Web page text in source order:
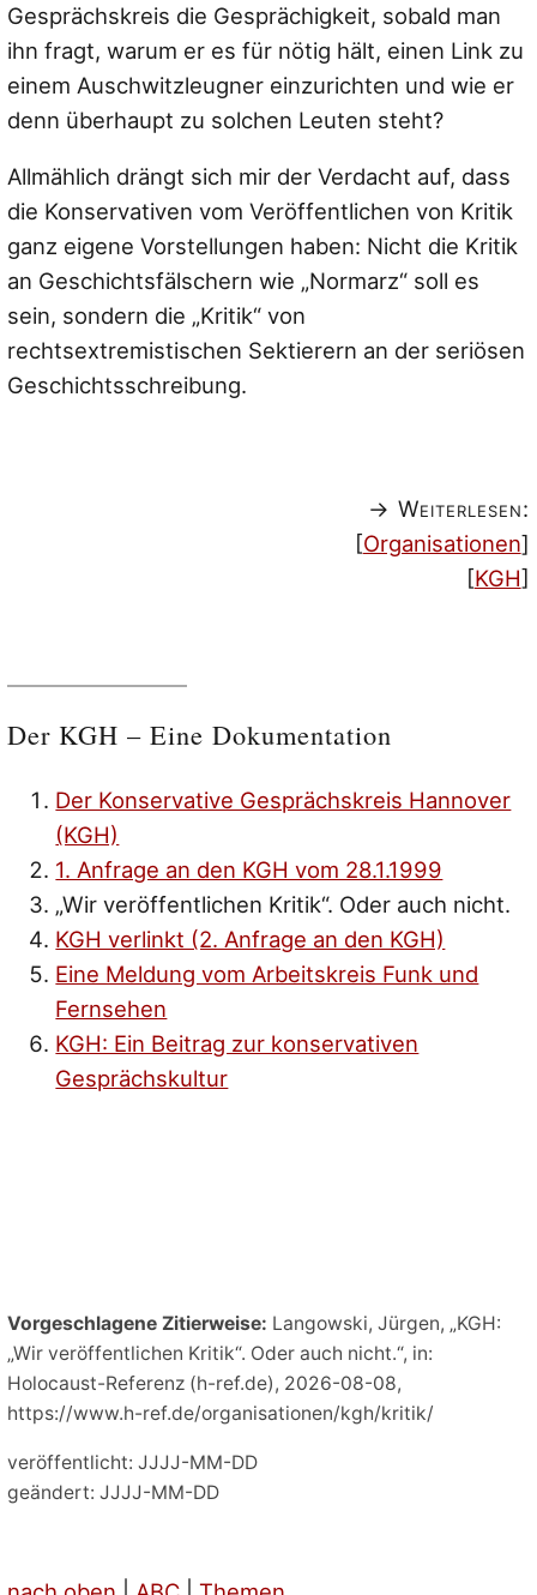
Gesprächskreis die Gesprächigkeit, sobald man
ihn fragt, warum er es für nötig hält, einen Link zu
einem Auschwitzleugner einzurichten und wie er
denn überhaupt zu solchen Leuten steht?
Allmählich drängt sich mir der Verdacht auf, dass
die Konservativen vom Veröffentlichen von Kritik
ganz eigene Vorstellungen haben: Nicht die Kritik
an Geschichtsfälschern wie „Normarz“ soll es
sein, sondern die „Kritik“ von
rechtsextremistischen Sektierern an der seriösen
Geschichtsschreibung.
→ Weiterlesen:
[Organisationen]
[KGH]
Der KGH – Eine Dokumentation
Der Konservative Gesprächskreis Hannover
(KGH)
1. Anfrage an den KGH vom 28.1.1999
„Wir veröffentlichen Kritik“. Oder auch nicht.
KGH verlinkt (2. Anfrage an den KGH)
Eine Meldung vom Arbeitskreis Funk und
Fernsehen
KGH: Ein Beitrag zur konservativen
Gesprächskultur
Vorgeschlagene Zitierweise: Langowski, Jürgen, „KGH:
„Wir veröffentlichen Kritik“. Oder auch nicht.“, in:
Holocaust-Referenz (h-ref.de), 2026-08-08,
https://www.h-ref.de/organisationen/kgh/kritik/
veröffentlicht: JJJJ-MM-DD
geändert: JJJJ-MM-DD